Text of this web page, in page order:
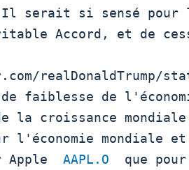
Il serait si sensé pour
Accord, et de
realDonaldTrump/
la croissance
l'économie mondiale
Apple AAPL.O
que